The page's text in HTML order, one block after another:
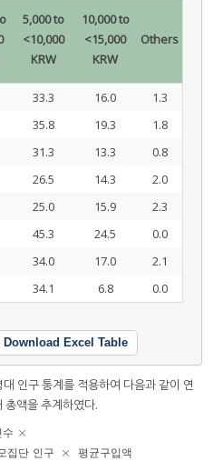
5,000 to
<10,000
KRW
10,000 to
<15,000
KRW
Others
33.3 16.0
1.3
35.8 19.3
1.8
31.3 13.3
0.8
26.5 14.3
2.0
25.0 15.9
2.3
45.3 24.5
0.0
34.0 17.0
2.1
34.1 6.8 0.0
Download Excel Table
인구 통계를 적용하여 다음과 같이 연
총액을 추계하였다.
수 ×
집 단 인 구 × 평균구입액
구매자수/설문대상자수